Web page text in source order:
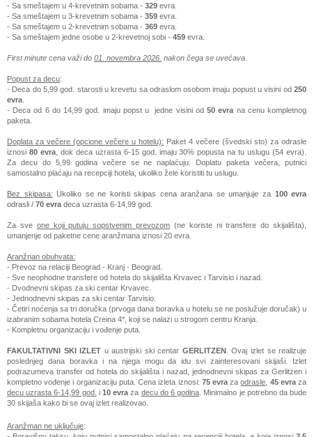
- Sa smeštajem u 4-krevetnim sobama - 329 evra.
- Sa smeštajem u 3-krevetnim sobama - 359 evra.
- Sa smeštajem u 2-krevetnim sobama - 369 evra.
- Sa smeštajem jedne osobe u 2-krevetnoj sobi - 459 evra.
First minute cena važi do 01. novembra 2026. nakon čega se uvećava.
Popust za decu:
- Deca do 5,99 god. starosti u krevetu sa odraslom osobom imaju popust u visini od250
evra
- Deca od 6 do 14,99 god. imaju popst u jedne visini od50 evra na cenu kompletnog
paketa.
Doplata za večere (opcione večere u hotelu): Paket 4 večere (švedski sto) za odrasle
iznosi 80 evra, dok deca uzrasta 6-15 god. imaju 30% popusta na tu uslugu (54 evra).
Za decu do 5,99 godina večere se ne naplaćuju. Doplatu paketa večera, putnici
samostalno plaćaju na recepciji hotela, ukoliko žele koristiti tu uslugu.
Bez skipasa: Ukoliko se ne koristi skipas cena aranžana se umanjuje za 100 evra
odrasli / 70 evra deca uzrasta 6-14,99 god.
Za sve one koji putuju sopstvenim prevozom (ne koriste ni transfere do skijališta),
umanjenje od paketne cene aranžmana iznosi 20 evra.
Aranžnan obuhvata:
- Prevoz na relaciji Beograd - Kranj - Beograd.
- Sve neophodne transfere od hotela do skijališta Krvavec i Tarvisio i nazad.
- Dvodnevni skipas za ski centar Krvavec.
- Jednodnevni skipas za ski centar Tarvisio.
- Četiri noćenja sa tri doručka (prvoga dana boravka u hotelu se ne poslužuje doručak) u
izabranim sobama hotela Creina 4*, koji se nalazi u strogom centru Kranja.
- Kompletnu organizaciju i vođenje puta.
FAKULTATIVNI SKI IZLET u austrijski ski centar GERLITZEN. Ovaj izlet se realizuje
poslednjeg dana boravka i na njega mogu da idu svi zainteresovani skijaši. Izlet
podrazumeva transfer od hotela do skijališta i nazad, jednodnevni skipas za Gerlitzen i
kompletno vođenje i organizaciju puta. Cena izleta iznosi: 75 evra zaodrasle 45 evraza
decu uzrasta 6-14,99 god. i 10 evra za decu do 6 godina . Minimalno je potrebno da bude
30 skijaša kako bi se ovaj izlet realizovao.
Aranžman ne uključuje: